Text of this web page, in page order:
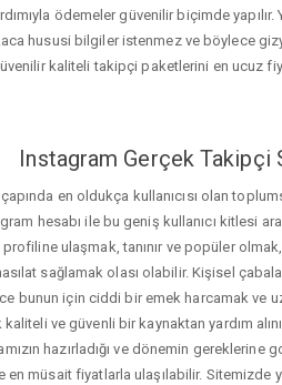
ödemeler güvenilir biçimde yapılır.
hususi bilgiler istenmez ve böylece
kaliteli takipçi paketlerini en ucuz
Instagram Gerçek Takipçi
en oldukça kullanıcısı olan
hesabı ile bu geniş kullanıcı kitlesi
ulaşmak, tanınır ve popüler
sağlamak olası olabilir. Kişisel
bunun için ciddi bir emek harcamak ve
ve güvenli bir kaynaktan yardım
hazırladığı ve dönemin gereklerine
en müsait fiyatlarla ulaşılabilir. Sitemizde